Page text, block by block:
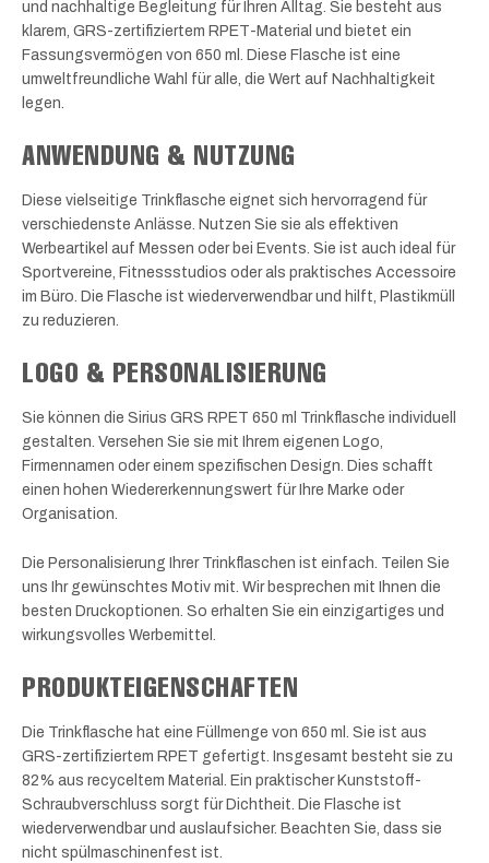
und nachhaltige Begleitung für Ihren Alltag. Sie besteht aus
klarem, GRS-zertifiziertem RPET-Material und bietet ein
Fassungsvermögen von 650 ml. Diese Flasche ist eine
umweltfreundliche Wahl für alle, die Wert auf Nachhaltigkeit
legen.
ANWENDUNG & NUTZUNG
Diese vielseitige Trinkflasche eignet sich hervorragend für
verschiedenste Anlässe. Nutzen Sie sie als effektiven
Werbeartikel auf Messen oder bei Events. Sie ist auch ideal für
Sportvereine, Fitnessstudios oder als praktisches Accessoire
im Büro. Die Flasche ist wiederverwendbar und hilft, Plastikmüll
zu reduzieren.
LOGO & PERSONALISIERUNG
Sie können die Sirius GRS RPET 650 ml Trinkflasche individuell
gestalten. Versehen Sie sie mit Ihrem eigenen Logo,
Firmennamen oder einem spezifischen Design. Dies schafft
einen hohen Wiedererkennungswert für Ihre Marke oder
Organisation.
Die Personalisierung Ihrer Trinkflaschen ist einfach. Teilen Sie
uns Ihr gewünschtes Motiv mit. Wir besprechen mit Ihnen die
besten Druckoptionen. So erhalten Sie ein einzigartiges und
wirkungsvolles Werbemittel.
PRODUKTEIGENSCHAFTEN
Die Trinkflasche hat eine Füllmenge von 650 ml. Sie ist aus
GRS-zertifiziertem RPET gefertigt. Insgesamt besteht sie zu
82% aus recyceltem Material. Ein praktischer Kunststoff-
Schraubverschluss sorgt für Dichtheit. Die Flasche ist
wiederverwendbar und auslaufsicher. Beachten Sie, dass sie
nicht spülmaschinenfest ist.